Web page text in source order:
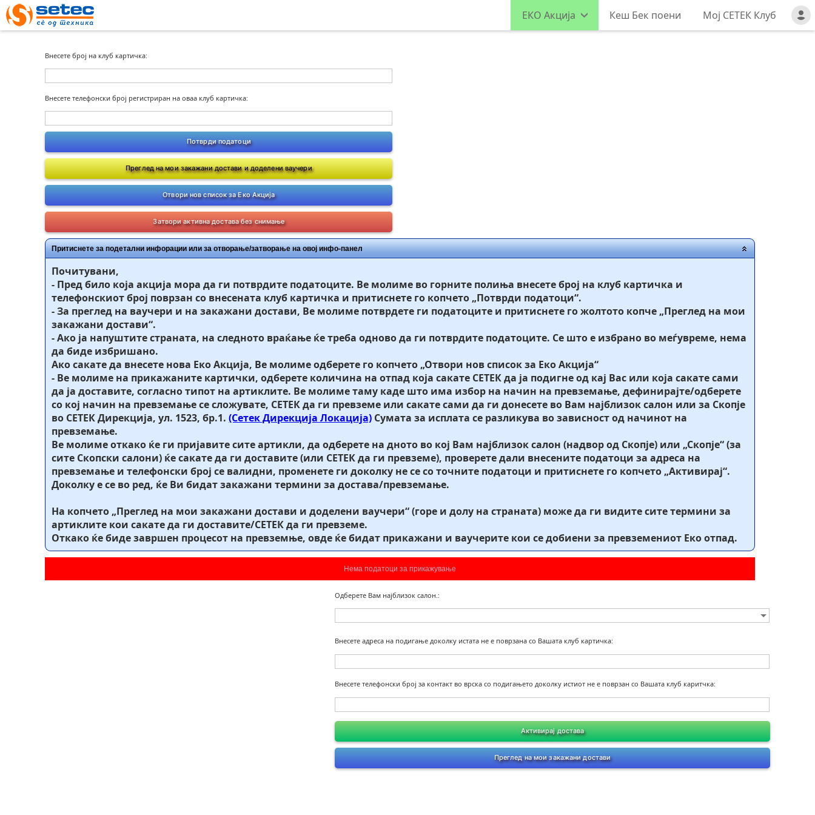
ЕКО Акција Кеш Бек поени Мој СЕТЕК Клуб
Внесете број на клуб картичка:
Внесете телефонски број регистриран на оваа клуб картичка:
Потврди податоци
Преглед на мои закажани достави и доделени ваучери
Отвори нов список за Еко Акција
Затвори активна достава без снимање
Притиснете за подетални инфорации или за отворање/затворање на овој инфо-панел
Почитувани,
- Пред било која акција мора да ги потврдите податоците. Ве молиме во горните полиња внесете број на клуб картичка и
телефонскиот број поврзан со внесената клуб картичка и притиснете го копчето „Потврди податоци“.
- За преглед на ваучери и на закажани достави, Ве молиме потврдете ги податоците и притиснете го жолтото копче „Преглед на мои
закажани достави“.
- Ако ја напуштите страната, на следното враќање ќе треба одново да ги потврдите податоците. Се што е избрано во меѓувреме, нема
да биде избришано.
Aко сакате да внесете нова Еко Акција, Ве молиме одберете го копчето „Отвори нов список за Еко Акција“
- Ве молиме на прикажаните картички, одбeрете количина на отпад која сакате СЕТЕК да ја подигне од кај Вас или која сакате сами
да ја доставите, согласно типот на артиклите. Ве молиме таму каде што има избор на начин на превземање, дефинирајте/одберете
со кој начин на превземање се сложувате, СЕТЕК да ги превземе или сакате сами да ги донесете во Вам најблизок салон или за Скопје
во СЕТЕК Дирекција, ул. 1523, бр.1.(Сетек Дирекција Локација) Сумата за исплата се разликува во зависност од начинот на
превземање.
Ве молиме откако ќе ги пријавите сите артикли, да одберете на дното во кој Вам најблизок салон (надвор од Скопје) или „Скопје“ (за
сите Скопски салони) ќе сакате да ги доставите (или СЕТЕК да ги превземе), проверете дали внесените податоци за адреса на
превземање и телефонски број се валидни, променете ги доколку не се со точните податоци и притиснете го копчето „Активирај“.
Доколку е се во ред, ќе Ви бидат закажани термини за достава/превземање.
На копчето „Преглед на мои закажани достави и доделени ваучери“ (горе и долу на страната) може да ги видите сите термини за
артиклите кои сакате да ги доставите/СЕТЕК да ги превземе.
Откако ќе биде завршен процесот на превземње, овде ќе бидат прикажани и ваучерите кои се добиени за превземениот Еко отпад.
Нема податоци за прикажување
Одберете Вам најблизок салон.:
Внесете адреса на подигање доколку истата не е поврзана со Вашата клуб картичка:
Внесете телефонски број за контакт во врска со подигањето доколку истиот не е поврзан со Вашата клуб каритчка:
Активирај достава
Преглед на мои закажани достави